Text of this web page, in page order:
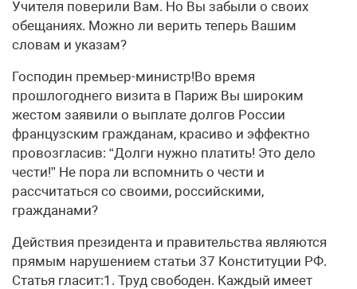
Учителя поверили Вам. Но Вы забыли о своих
обещаниях. Можно ли верить теперь Вашим
словам и указам?
Господин премьер-министр!Во время
прошлогоднего визита в Париж Вы широким
жестом заявили о выплате долгов России
французским гражданам, красиво и эффектно
провозгласив: “Долги нужно платить! Это дело
чести!” Не пора ли вспомнить о чести и
рассчитаться со своими, российскими,
гражданами?
Действия президента и правительства являются
прямым нарушением статьи 37 Конституции РФ.
Статья гласит:1. Труд свободен. Каждый имеет